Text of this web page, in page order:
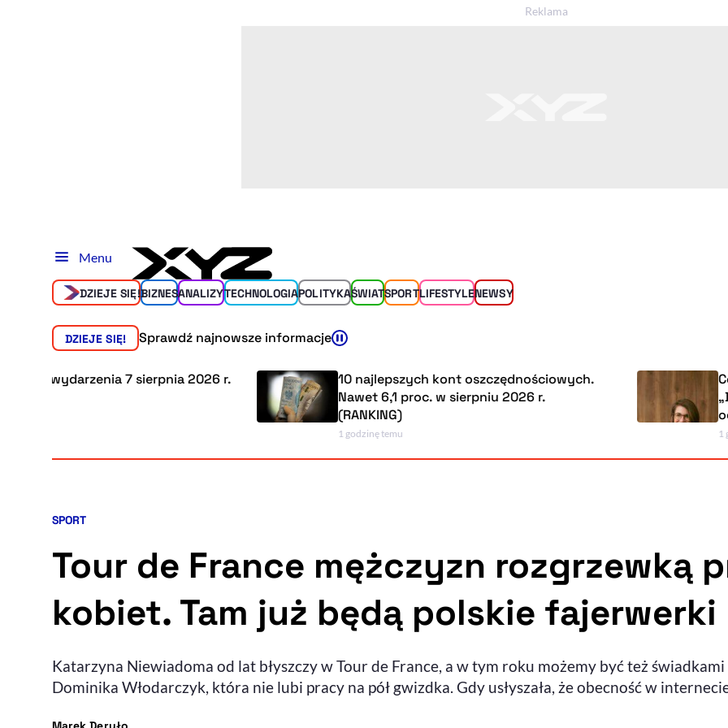
Menu
DZIEJE SIĘ!BIZNESANALIZYTECHNOLOGIAPOLITYKAŚWIATSPORTLIFESTYLENEWSY
DZIEJE SIĘ! Sprawdź najnowsze informacje
7 sierpnia 2026 r.
10 najlepszych kont oszczędnościowych.
Nawet 6,1 proc. w sierpniu 2026 r.
(RANKING)
„Dla
od rana do
Kategoria artykułu:
SPORT
Tour de France mężczyzn rozgrzewką
kobiet. Tam już będą polskie fajerwerki
Katarzyna Niewiadoma od lat błyszczy w Tour de France, a w tym roku możemy być też
Dominika Włodarczyk, która nie lubi pracy na pół gwizdka. Gdy usłyszała, że obecność w
- autor artykułu - profil